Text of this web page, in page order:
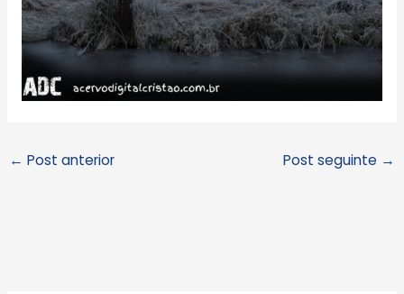
← Post anterior Post seguinte →